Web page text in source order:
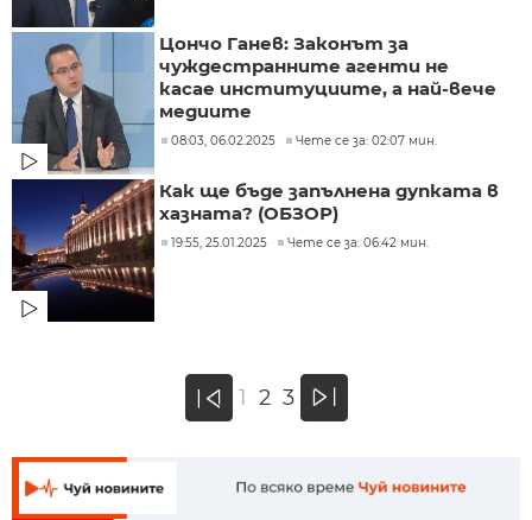
Цончо Ганев: Законът за
чуждестранните агенти не
касае институциите, а най-вече
медиите
08:03, 06.02.2025 Чете се за: 02:07 мин.
Как ще бъде запълнена дупката в
хазната? (ОБЗОР)
19:55, 25.01.2025 Чете се за: 06:42 мин.
« 1 2 3 »